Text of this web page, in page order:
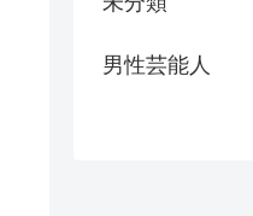
男性芸能人